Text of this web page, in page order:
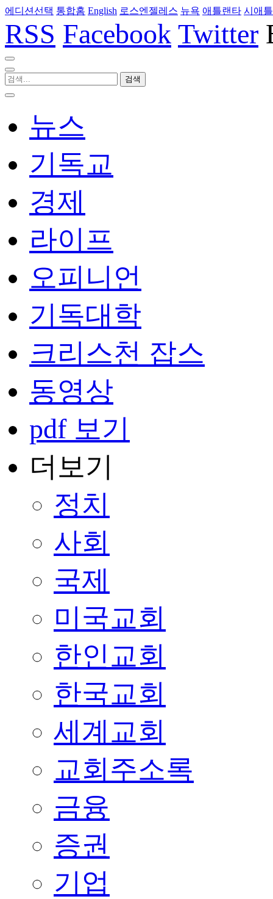
에디션선택 통합홈 English 로스엔젤레스 뉴욕 애틀랜타 시애틀
RSS Facebook Twitter
뉴스
기독교
경제
라이프
오피니언
기독대학
크리스천 잡스
동영상
pdf 보기
더보기
정치
사회
국제
미국교회
한인교회
한국교회
세계교회
교회주소록
금융
증권
기업